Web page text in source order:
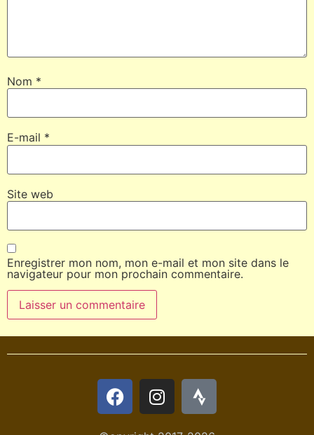
Nom *
E-mail *
Site web
Enregistrer mon nom, mon e-mail et mon site dans le
navigateur pour mon prochain commentaire.